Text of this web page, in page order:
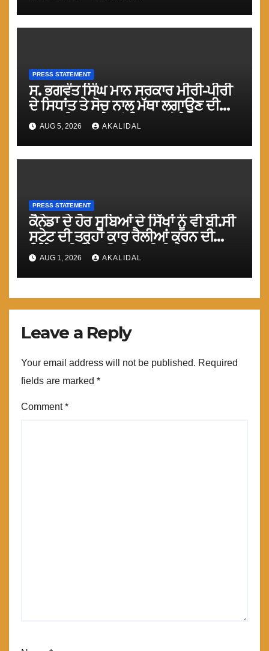
PRESS STATEMENT
ਸ. ਭਗਵੰਤ ਸਿੰਘ ਮਾਨ ਸਰਕਾਰ ਮੀਰੀ-ਪੀਰੀ
ਦੇ ਸਿਧਾਂਤ ਤੇ ਸੋਚ ਨਾਲ ਮੱਥਾ ਲਗਾਉਣ ਦੀ
ਗੁਸਤਾਖੀ ਨਾ ਕਰੇ ਤਾਂ ਬਿਹਤਰ ਹੋਵੇਗਾ : ਮਾਨ
AUG 5, 2026 AKALIDAL
PRESS STATEMENT
ਕੈਨੇਡਾ ਦੇ ਹੋਰ ਸੂਬਿਆਂ ਦੇ ਸਿੱਖਾਂ ਨੂੰ ਵੀ ਬੀ.ਸੀ
ਸਟੇਟ ਦੀ ਤਰ੍ਹਾਂ ਕਾਰ ਰੈਲੀਆਂ ਕਰਨ ਦੀ
ਜਿ਼ੰਮੇਵਾਰੀ ਨਿਭਾਉਣੀ ਚਾਹੀਦੀ ਹੈ : ਮਾਨ
AUG 1, 2026 AKALIDAL
Leave a Reply
Your email address will not be published. Required
fields are marked *
Comment*